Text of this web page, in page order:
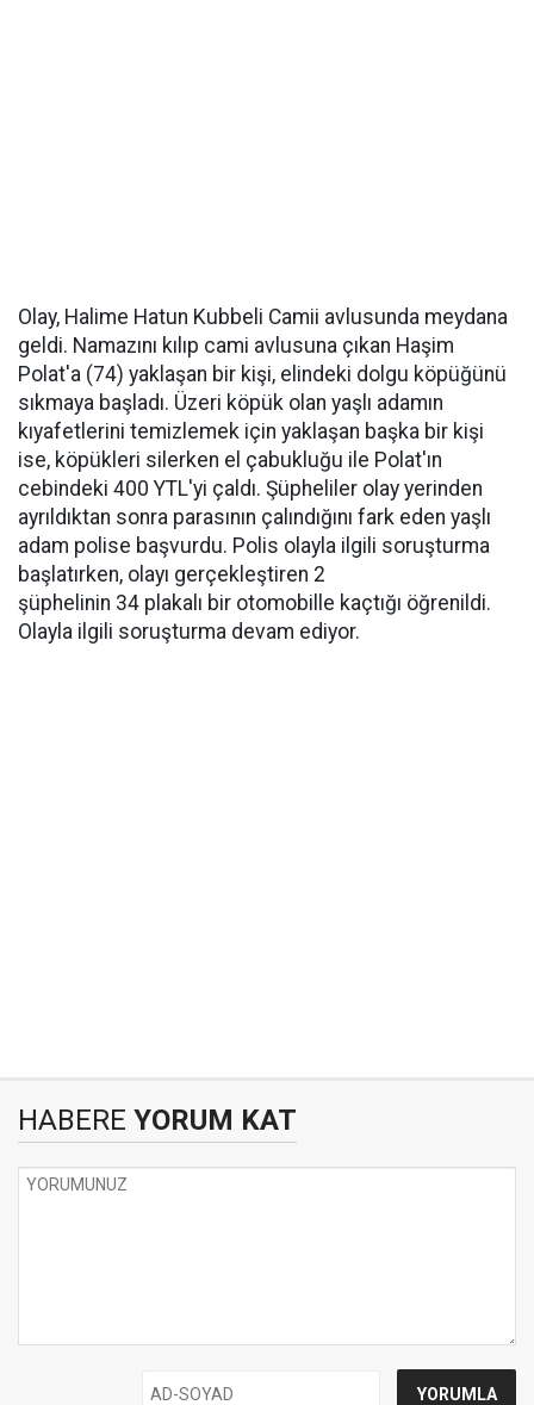
Olay, Halime Hatun Kubbeli Camii avlusunda meydana
geldi. Namazını kılıp cami avlusuna çıkan Haşim
Polat'a (74) yaklaşan bir kişi, elindeki dolgu köpüğünü
sıkmaya başladı. Üzeri köpük olan yaşlı adamın
kıyafetlerini temizlemek için yaklaşan başka bir kişi
ise, köpükleri silerken el çabukluğu ile Polat'ın
cebindeki 400 YTL'yi çaldı. Şüpheliler olay yerinden
ayrıldıktan sonra parasının çalındığını fark eden yaşlı
adam polise başvurdu. Polis olayla ilgili soruşturma
başlatırken, olayı gerçekleştiren 2
şüphelinin 34 plakalı bir otomobille kaçtığı öğrenildi.
Olayla ilgili soruşturma devam ediyor.
HABERE YORUM KAT